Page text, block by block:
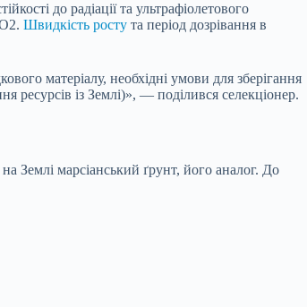
до радіації та ультрафіолетового
Швидкість росту та період дозрівання в
матеріалу, необхідні умови для зберігання
ресурсів із Землі)», — поділився селекціонер.
Землі марсіанський ґрунт, його аналог. До